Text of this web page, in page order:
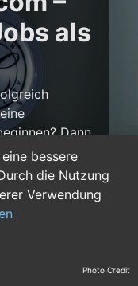
bessere
die Nutzung
Verwendung
als
Dann
richtig!
für
– von der
bis hin zur
die
nächstenPhoto Credit